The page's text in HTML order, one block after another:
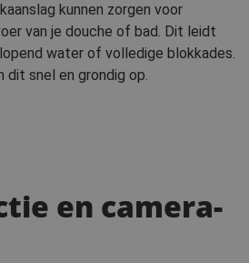
kunnen zorgen voor
van je douche of bad. Dit leidt
water of volledige blokkades.
dit snel en grondig op.
en camera-